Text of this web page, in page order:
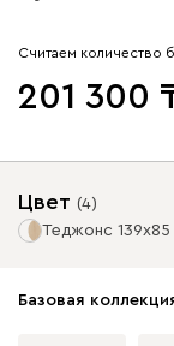
Считаем количество
201 300
Цвет (4)
Теджонс
Базовая